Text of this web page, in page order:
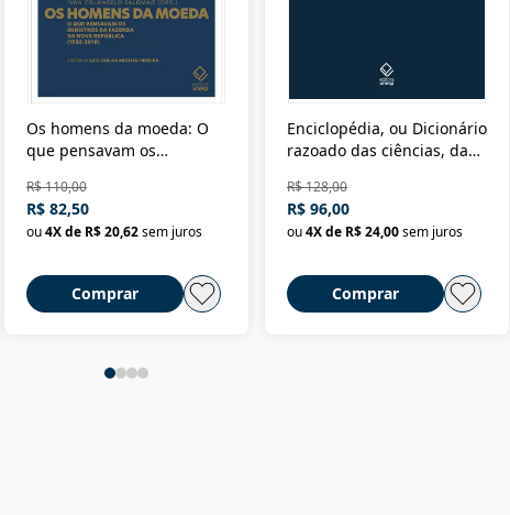
Os homens da moeda: O
que pensavam os
Nova República (1985-
2018)
R$ 110,00
R$ 82,50
ou4X de R$ 20,62sem juros
Comprar
Enciclopédia, ou Dicionário
razoado das ciências, das
Civilização material
R$ 128,00
R$ 96,00
ou4X de R$ 24,00sem juros
Comprar